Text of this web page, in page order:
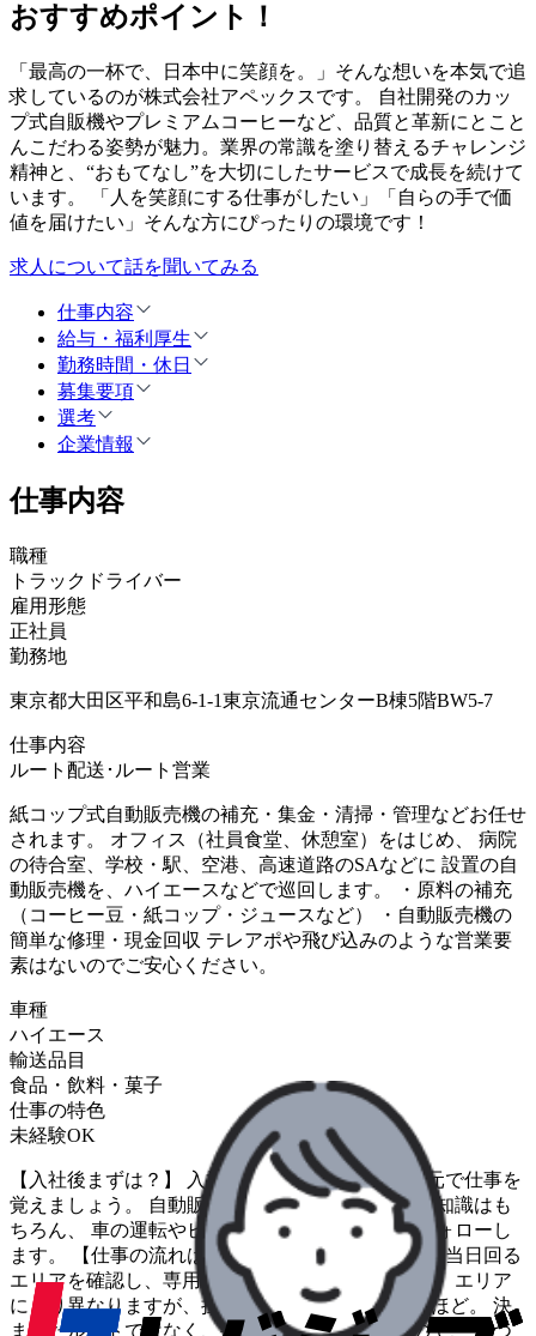
おすすめポイント！
「最高の一杯で、日本中に笑顔を。」そんな想いを本気で追
求しているのが株式会社アペックスです。 自社開発のカッ
プ式自販機やプレミアムコーヒーなど、品質と革新にとこと
んこだわる姿勢が魅力。業界の常識を塗り替えるチャレンジ
精神と、“おもてなし”を大切にしたサービスで成長を続けて
います。 「人を笑顔にする仕事がしたい」「自らの手で価
値を届けたい」そんな方にぴったりの環境です！
求人について話を聞いてみる
仕事内容
給与・福利厚生
勤務時間・休日
募集要項
選考
企業情報
仕事内容
職種
トラックドライバー
雇用形態
正社員
勤務地
東京都大田区平和島6-1-1東京流通センターB棟5階BW5-7
仕事内容
ルート配送･ルート営業
紙コップ式自動販売機の補充・集金・清掃・管理などお任せ
されます。 オフィス（社員食堂、休憩室）をはじめ、 病院
の待合室、学校・駅、空港、高速道路のSAなどに 設置の自
動販売機を、ハイエースなどで巡回します。 ・原料の補充
（コーヒー豆・紙コップ・ジュースなど） ・自動販売機の
簡単な修理・現金回収 テレアポや飛び込みのような営業要
素はないのでご安心ください。
車種
ハイエース
輸送品目
食品・飲料・菓子
仕事の特色
未経験OK
【入社後まずは？】 入社後、最低1ヶ月は先輩の元で仕事を
覚えましょう。 自動販売機の取り扱い方や商品の知識はも
ちろん、 車の運転やビジネスマナーまで手厚くフォローし
ます。 【仕事の流れは？】 ▼出社＆社用車で出発 当日回る
エリアを確認し、専用のルートカーで出発します。 エリア
により異なりますが、担当する自販機は80～90台ほど。 決
まったルートではなく、毎日違うコースを回るので、 いつ